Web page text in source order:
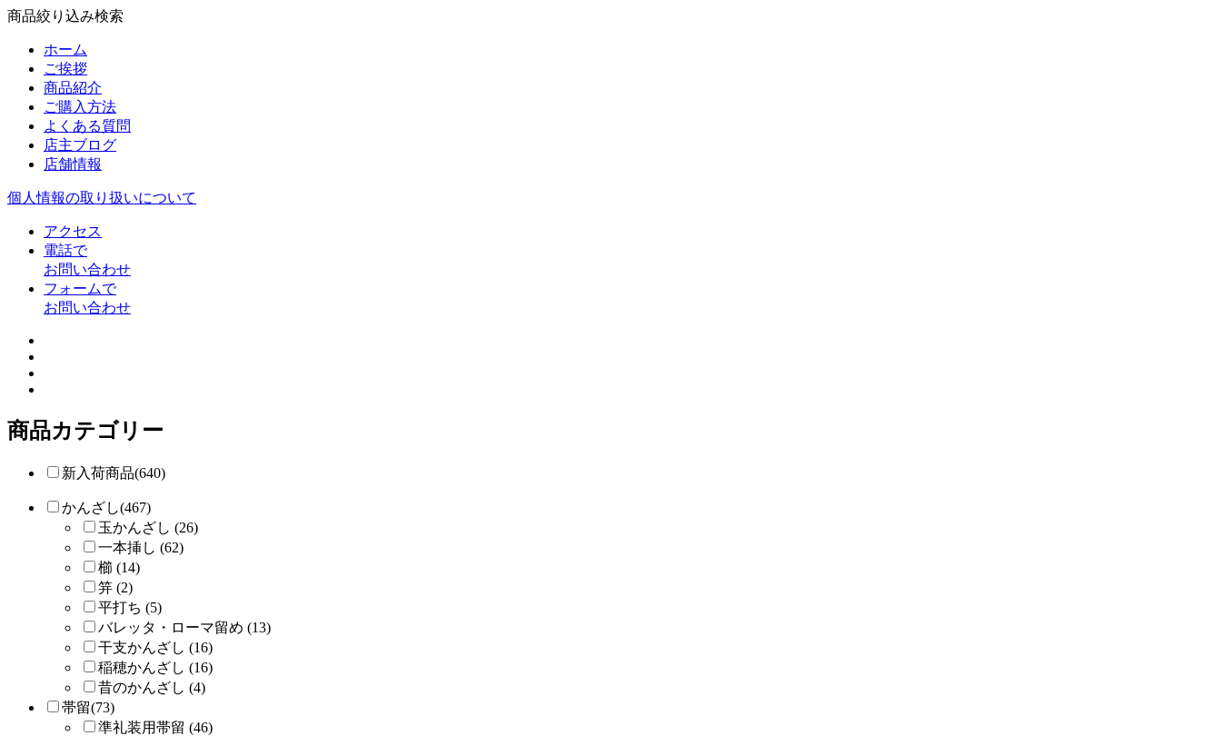
商品絞り込み検索
ホーム
ご挨拶
商品紹介
ご購入方法
よくある質問
店主ブログ
店舗情報
個人情報の取り扱いについて
アクセス
電話で
お問い合わせ
フォームで
お問い合わせ
商品カテゴリー
新入荷商品(640)
かんざし(467)
玉かんざし (26)
一本挿し (62)
櫛 (14)
笄 (2)
平打ち (5)
バレッタ・ローマ留め (13)
干支かんざし (16)
稲穂かんざし (16)
昔のかんざし (4)
帯留(73)
準礼装用帯留 (46)